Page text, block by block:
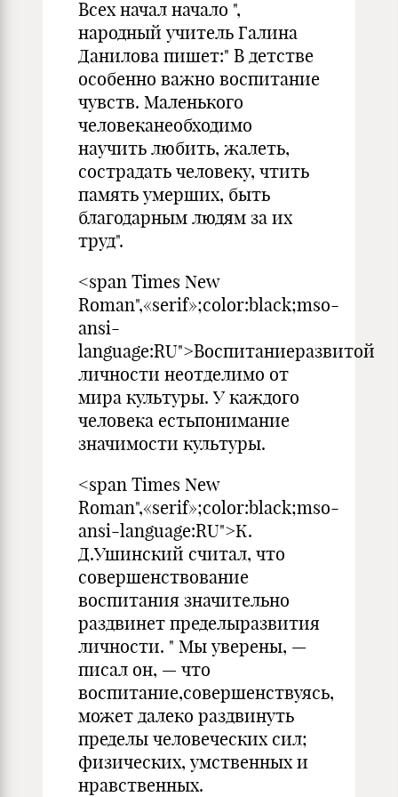
Всех начал начало ",
народный учитель Галина
Данилова пишет:" В детстве
особенно важно воспитание
чувств. Маленького
человеканеобходимо
научить любить, жалеть,
сострадать человеку, чтить
память умерших, быть
благодарным людям за их
труд".
<span Times New
Roman",«serif»;color:black;mso-
ansi-
language:RU">Воспитаниеразвитой
личности неотделимо от
мира культуры. У каждого
человека естьпонимание
значимости культуры.
<span Times New
Roman",«serif»;color:black;mso-
ansi-language:RU">К.
Д.Ушинский считал, что
совершенствование
воспитания значительно
раздвинет пределыразвития
личности. " Мы уверены, —
писал он, — что
воспитание,совершенствуясь,
может далеко раздвинуть
пределы человеческих сил;
физических, умственных и
нравственных.